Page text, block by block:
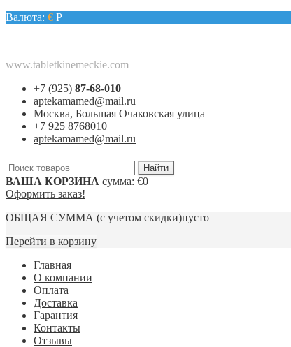
Валюта: € Р
www.tabletkinemeckie.com
+7 (925) 87-68-010
aptekamamed@mail.ru
Москва, Большая Очаковская улица
+7 925 8768010
aptekamamed@mail.ru
ВАША КОРЗИНА сумма: €0
Оформить заказ!
ОБЩАЯ СУММА (с учетом скидки)пусто
Перейти в корзину
Главная
О компании
Оплата
Доставка
Гарантия
Контакты
Отзывы